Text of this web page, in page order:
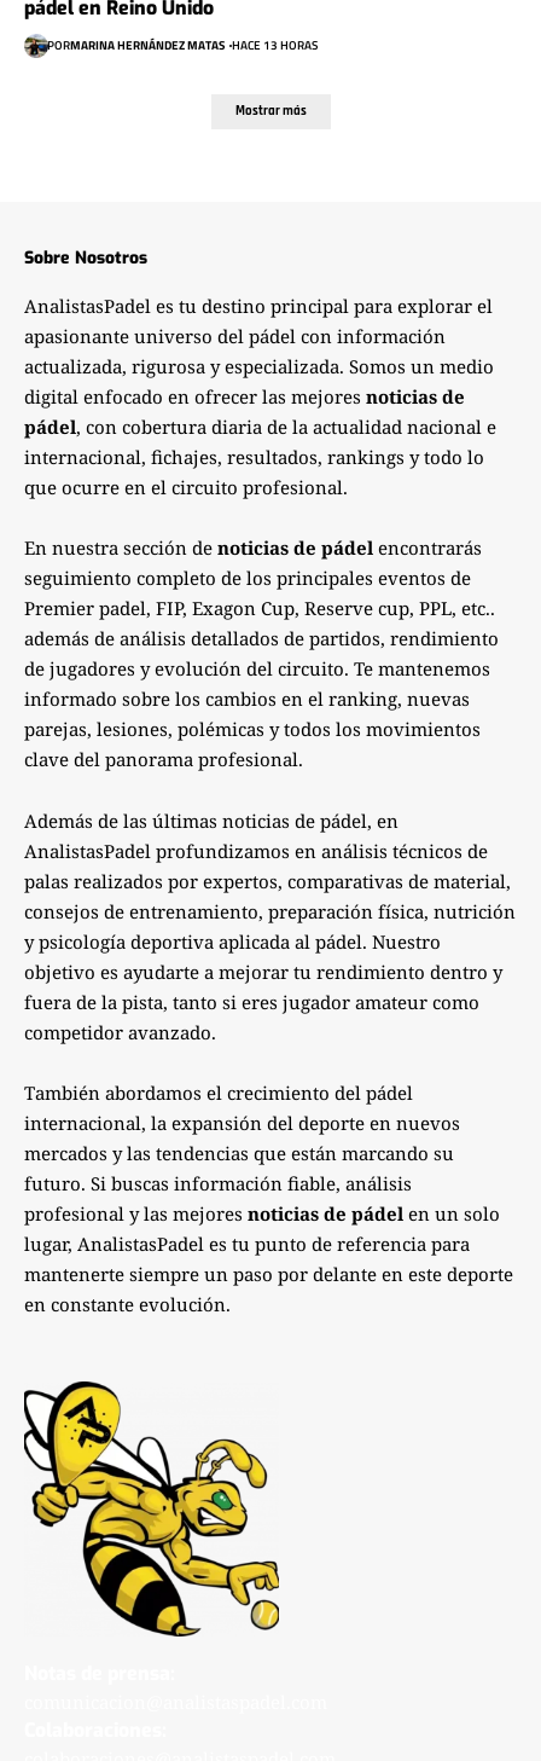
pádel en Reino Unido
PORMARINA HERNÁNDEZ MATAS HACE 13 HORAS
Mostrar más
Sobre Nosotros
AnalistasPadel es tu destino principal para explorar el
apasionante universo del pádel con información
actualizada, rigurosa y especializada. Somos un medio
digital enfocado en ofrecer las mejores noticias de
pádel, con cobertura diaria de la actualidad nacional e
internacional, fichajes, resultados, rankings y todo lo
que ocurre en el circuito profesional.
En nuestra sección de noticias de pádel encontrarás
seguimiento completo de los principales eventos de
Premier padel, FIP, Exagon Cup, Reserve cup, PPL, etc..
además de análisis detallados de partidos, rendimiento
de jugadores y evolución del circuito. Te mantenemos
informado sobre los cambios en el ranking, nuevas
parejas, lesiones, polémicas y todos los movimientos
clave del panorama profesional.
Además de las últimas noticias de pádel, en
AnalistasPadel profundizamos en análisis técnicos de
palas realizados por expertos, comparativas de material,
consejos de entrenamiento, preparación física, nutrición
y psicología deportiva aplicada al pádel. Nuestro
objetivo es ayudarte a mejorar tu rendimiento dentro y
fuera de la pista, tanto si eres jugador amateur como
competidor avanzado.
También abordamos el crecimiento del pádel
internacional, la expansión del deporte en nuevos
mercados y las tendencias que están marcando su
futuro. Si buscas información fiable, análisis
profesional y las mejores noticias de pádel en un solo
lugar, AnalistasPadel es tu punto de referencia para
mantenerte siempre un paso por delante en este deporte
en constante evolución.